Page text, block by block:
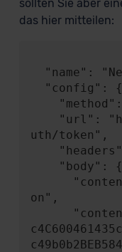
sollten Sie aber
das hier mitteilen:
uth/token",
on",